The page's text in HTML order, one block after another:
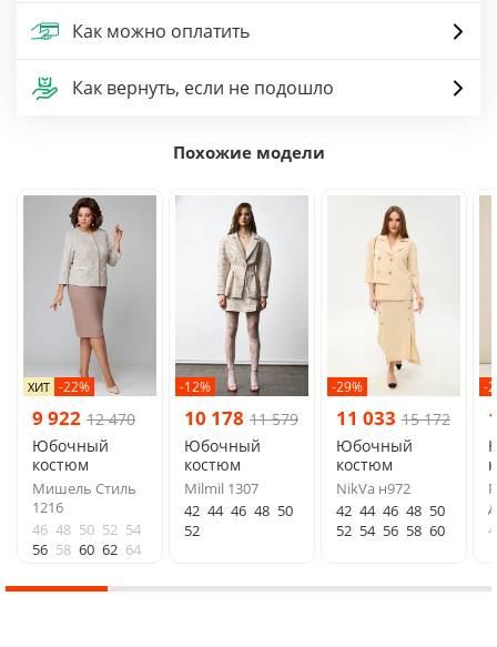
Как можно оплатить
Как вернуть, если не подошло
Похожие модели
ХИТ -22%
9 922 12 470
Юбочный
костюм
Мишель Стиль
1216
46 48 50 52 54
56 58 60 62 64
-12%
10 178 11 579
Юбочный
костюм
Milmil 1307
42 44 46 48 50
52
-29%
11 033 15 172
Юбочный
костюм
NikVa н972
42 44 46 48 50
52 54 56 58 60
-